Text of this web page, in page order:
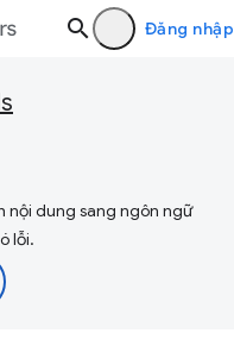
Đăng nhập
nội dung sang ngôn ngữ
lỗi.